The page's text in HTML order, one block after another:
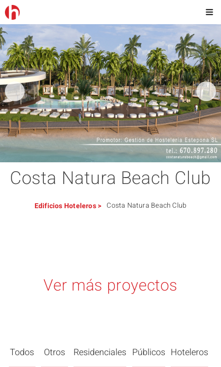
Costa Natura Beach Club
EdificiosHoteleros> Costa Natura Beach Club
Ver más proyectos
Todos Otros Residenciales Públicos Hoteleros